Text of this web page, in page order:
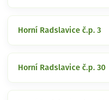
Horní Radslavice č.p. 3
Horní Radslavice č.p. 30